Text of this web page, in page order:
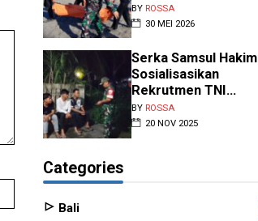
BY ROSSA
30 MEI 2026
Serka Samsul Hakim
Sosialisasikan
Rekrutmen TNI...
BY ROSSA
20 NOV 2025
Categories
Bali